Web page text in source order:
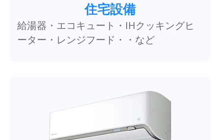
住宅設備
給湯器・エコキュート・IHクッキングヒ
ーター・レンジフード・・など